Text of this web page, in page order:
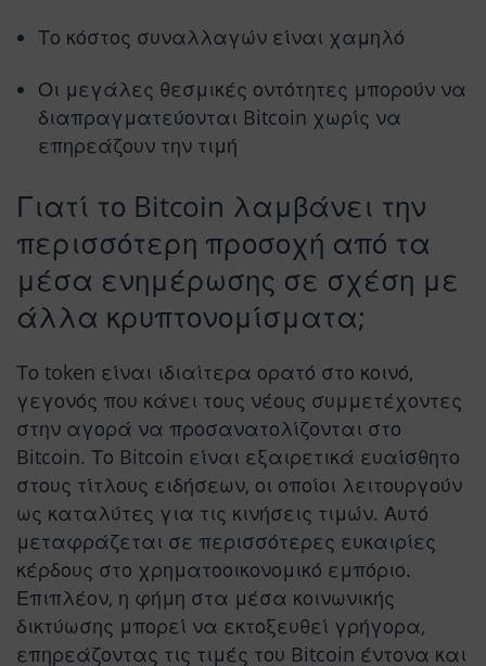
Το κόστος συναλλαγών είναι χαμηλό
Οι μεγάλες θεσμικές οντότητες μπορούν να
διαπραγματεύονται Bitcoin χωρίς να
επηρεάζουν την τιμή
Γιατί το Bitcoin λαμβάνει την
περισσότερη προσοχή από τα
μέσα ενημέρωσης σε σχέση με
άλλα κρυπτονομίσματα;
Το token είναι ιδιαίτερα ορατό στο κοινό,
γεγονός που κάνει τους νέους συμμετέχοντες
στην αγορά να προσανατολίζονται στο
Bitcoin. Το Bitcoin είναι εξαιρετικά ευαίσθητο
στους τίτλους ειδήσεων, οι οποίοι λειτουργούν
ως καταλύτες για τις κινήσεις τιμών. Αυτό
μεταφράζεται σε περισσότερες ευκαιρίες
κέρδους στο χρηματοοικονομικό εμπόριο.
Επιπλέον, η φήμη στα μέσα κοινωνικής
δικτύωσης μπορεί να εκτοξευθεί γρήγορα,
επηρεάζοντας τις τιμές του Bitcoin έντονα και